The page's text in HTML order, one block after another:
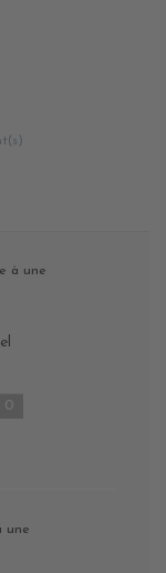
à une
0
une